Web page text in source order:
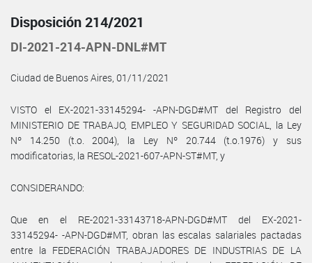
Disposición 214/2021
DI-2021-214-APN-DNL#MT
Ciudad de Buenos Aires, 01/11/2021
VISTO el EX-2021-33145294- -APN-DGD#MT del Registro del
MINISTERIO DE TRABAJO, EMPLEO Y SEGURIDAD SOCIAL, la Ley
Nº 14.250 (t.o. 2004), la Ley Nº 20.744 (t.o.1976) y sus
modificatorias, la RESOL-2021-607-APN-ST#MT, y
CONSIDERANDO:
Que en el RE-2021-33143718-APN-DGD#MT del EX-2021-
33145294- -APN-DGD#MT, obran las escalas salariales pactadas
entre la FEDERACIÓN TRABAJADORES DE INDUSTRIAS DE LA